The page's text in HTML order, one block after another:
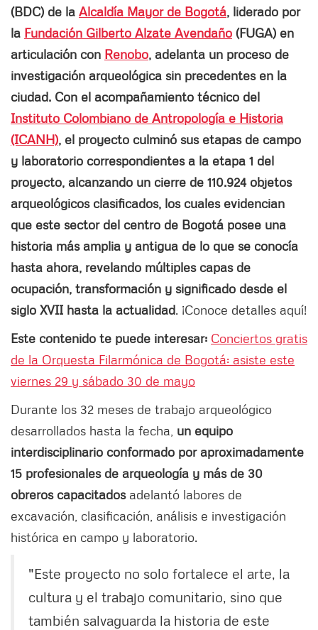
(BDC) de la Alcaldía Mayor de Bogotá, liderado por
la Fundación Gilberto Alzate Avendaño (FUGA) en
articulación con Renobo, adelanta un proceso de
investigación arqueológica sin precedentes en la
ciudad. Con el acompañamiento técnico del
Instituto Colombiano de Antropología e Historia
(ICANH), el proyecto culminó sus etapas de campo
y laboratorio correspondientes a la etapa 1 del
proyecto, alcanzando un cierre de 110.924 objetos
arqueológicos clasificados, los cuales evidencian
que este sector del centro de Bogotá posee una
historia más amplia y antigua de lo que se conocía
hasta ahora, revelando múltiples capas de
ocupación, transformación y significado desde el
siglo XVII hasta la actualidad. ¡Conoce detalles aquí!
Este contenido te puede interesar: Conciertos gratis
de la Orquesta Filarmónica de Bogotá: asiste este
viernes 29 y sábado 30 de mayo
Durante los 32 meses de trabajo arqueológico
desarrollados hasta la fecha, un equipo
interdisciplinario conformado por aproximadamente
15 profesionales de arqueología y más de 30
obreros capacitadosadelantó labores de
excavación, clasificación, análisis e investigación
histórica en campo y laboratorio.
"Este proyecto no solo fortalece el arte, la
cultura y el trabajo comunitario, sino que
también salvaguarda la historia de este